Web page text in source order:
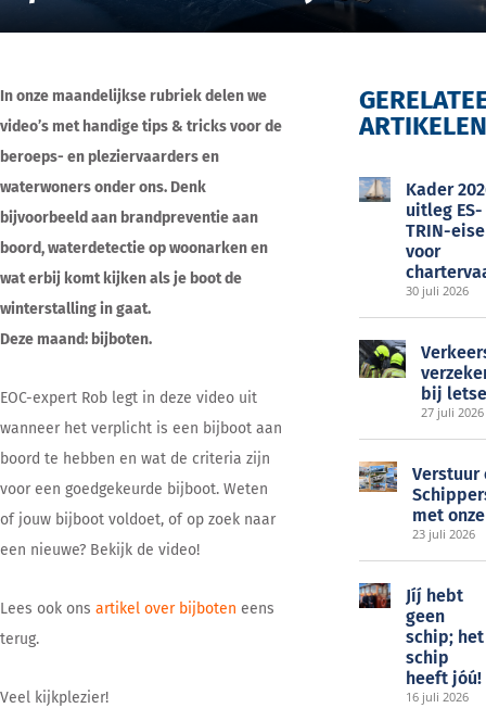
EOC
In onze maandelijkse rubriek delen we
video’s met handige tips & tricks voor de
beroeps- en pleziervaarders en
waterwoners onder ons. Denk
bijvoorbeeld aan brandpreventie aan
boord, waterdetectie op woonarken en
wat erbij komt kijken als je boot de
winterstalling in gaat.
Deze maand: bijboten.
EOC-expert Rob legt in deze video uit
wanneer het verplicht is een bijboot aan
boord te hebben en wat de criteria zijn
voor een goedgekeurde bijboot. Weten
of jouw bijboot voldoet, of op zoek naar
een nieuwe? Bekijk de video!
Lees ook ons artikel over bijboten eens
terug.
Veel kijkplezier!
ARTIKELEN
Kader
uitleg ES-
TRIN-
voor
30 juli 2026
bij
27 juli 2026
Verstuur
met
23 juli 2026
Jíj́ hebt
geen
schip; het
schip
heeft jóú!
16 juli 2026